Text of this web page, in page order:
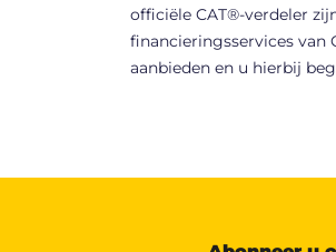
officiële CAT®-verdeler
financieringsservices van
aanbieden en u hierbij